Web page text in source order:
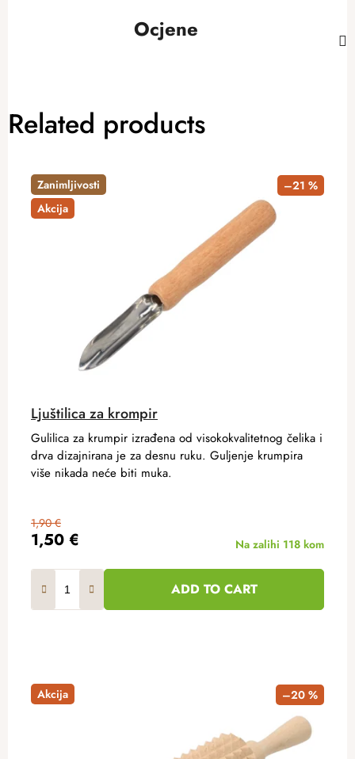
Ocjene
Related products
Zanimljivosti
Akcija
–21 %
Ljuštilica za krompir
1,50 €
1,90 €
Na zalihi 118 kom
ADD TO CART
Gulilica za krumpir izrađena od visokokvalitetnog čelika i
drva dizajnirana je za desnu ruku. Guljenje krumpira
više nikada neće biti muka.
Akcija –20 %